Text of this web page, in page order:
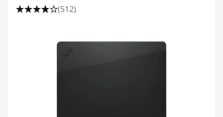
(512)